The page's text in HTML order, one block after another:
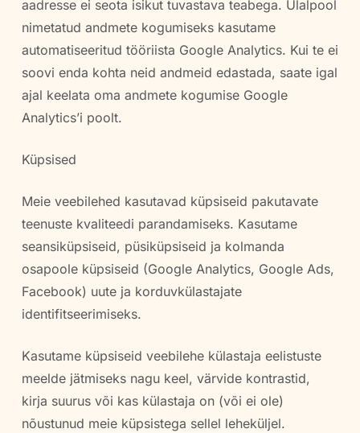
aadresse ei seota isikut tuvastava teabega. Ülalpool
nimetatud andmete kogumiseks kasutame
automatiseeritud tööriista Google Analytics. Kui te ei
soovi enda kohta neid andmeid edastada, saate igal
ajal keelata oma andmete kogumise Google
Analytics’i poolt.
Küpsised
Meie veebilehed kasutavad küpsiseid pakutavate
teenuste kvaliteedi parandamiseks. Kasutame
seansiküpsiseid, püsiküpsiseid ja kolmanda
osapoole küpsiseid (Google Analytics, Google Ads,
Facebook) uute ja korduvkülastajate
identifitseerimiseks.
Kasutame küpsiseid veebilehe külastaja eelistuste
meelde jätmiseks nagu keel, värvide kontrastid,
kirja suurus või kas külastaja on (või ei ole)
nõustunud meie küpsistega sellel leheküljel.